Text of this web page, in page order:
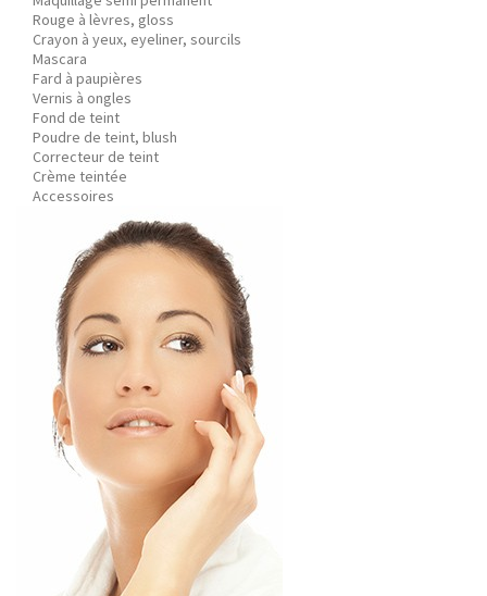
Rouge à lèvres, gloss
Crayon à yeux, eyeliner, sourcils
Mascara
Fard à paupières
Vernis à ongles
Fond de teint
Poudre de teint, blush
Correcteur de teint
Crème teintée
Accessoires